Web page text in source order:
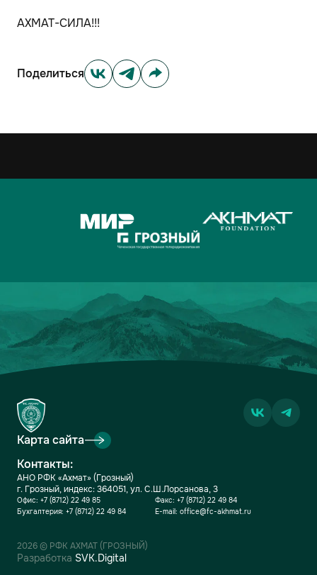
АХМАТ-СИЛА!!!
Поделиться
Карта сайта
Контакты:
АНО РФК «Ахмат» (Грозный)
г. Грозный, индекс: 364051, ул. С.Ш.Лорсанова, 3
Офис: +7 (8712) 22 49 85
Бухгалтерия: +7 (8712) 22 49 84
Факс: +7 (8712) 22 49 84
E-mail: office@fc-akhmat.ru
2026 © РФК АХМАТ (ГРОЗНЫЙ)
Разработка SVK.Digital